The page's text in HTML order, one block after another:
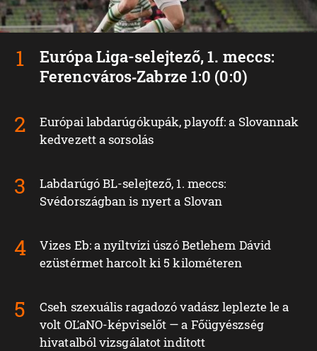
Európa Liga-selejtező, 1. meccs:
Ferencváros‑Zabrze 1:0 (0:0)
Európai labdarúgókupák, playoff: a Slovannak
kedvezett a sorsolás
Labdarúgó BL-selejtező, 1. meccs:
Svédországban is nyert a Slovan
Vizes Eb: a nyíltvízi úszó Betlehem Dávid
ezüstérmet harcolt ki 5 kilométeren
Cseh szexuális ragadozó vadász leplezte le a
volt OĽaNO-képviselőt — a Főügyészség
hivatalból vizsgálatot indított